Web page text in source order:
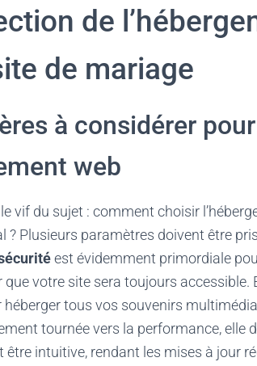
de
de mariage
à considérer
web
vif du sujet : comment choisir
? Plusieurs paramètres doivent être
est évidemment primordiale
que votre site sera toujours
tous vos souvenirs
tournée vers la performance, elle
être intuitive, rendant les mises à jour